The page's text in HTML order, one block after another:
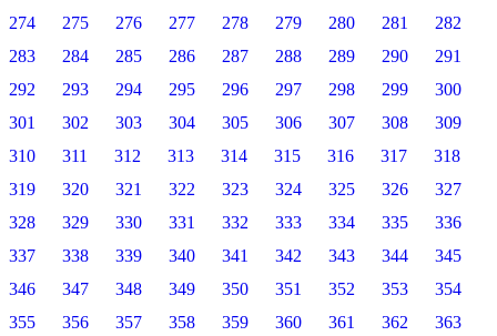
274
275 276 277 278 279 280 281
282
283
284 285 286 287 288 289 290
291
292
293 294 295 296 297 298 299
300
301
302 303 304 305 306 307 308
309
310
311 312 313 314 315 316 317
318
319
320 321 322 323 324 325 326
327
328
329 330 331 332 333 334 335
336
337
338 339 340 341 342 343 344
345
346
347 348 349 350 351 352 353
354
355
356 357 358 359 360 361 362
363